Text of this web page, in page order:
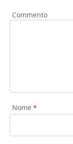
Commento
Nome *